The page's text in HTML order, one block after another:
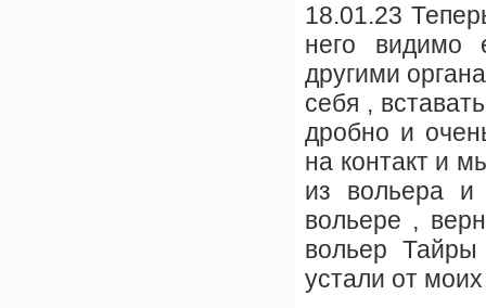
18.01.23
него видимо
другими
себя ,
дробно и
на контакт и
из вольера и
вольере ,
вольер
устали от